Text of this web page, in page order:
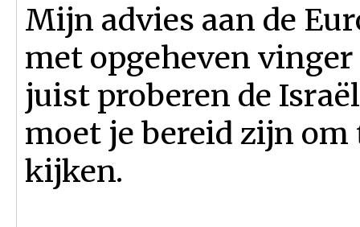
Mijn advies aan de
met opgeheven
juist proberen de
moet je bereid zijn
kijken.